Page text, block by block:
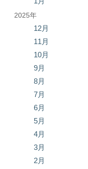
2025年
12月
11月
10月
9月
8月
7月
6月
5月
4月
3月
2月